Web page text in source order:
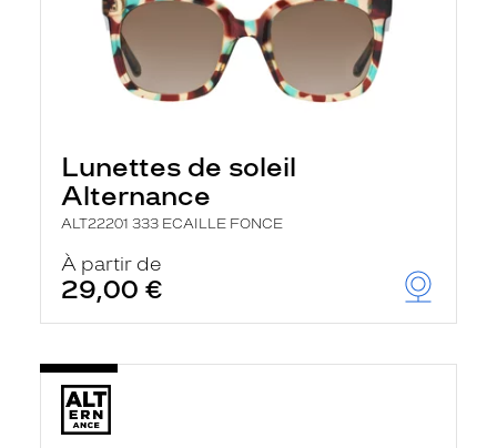
Lunettes de soleil
Alternance
ALT22201 333 ECAILLE FONCE
À partir de
29,00 €